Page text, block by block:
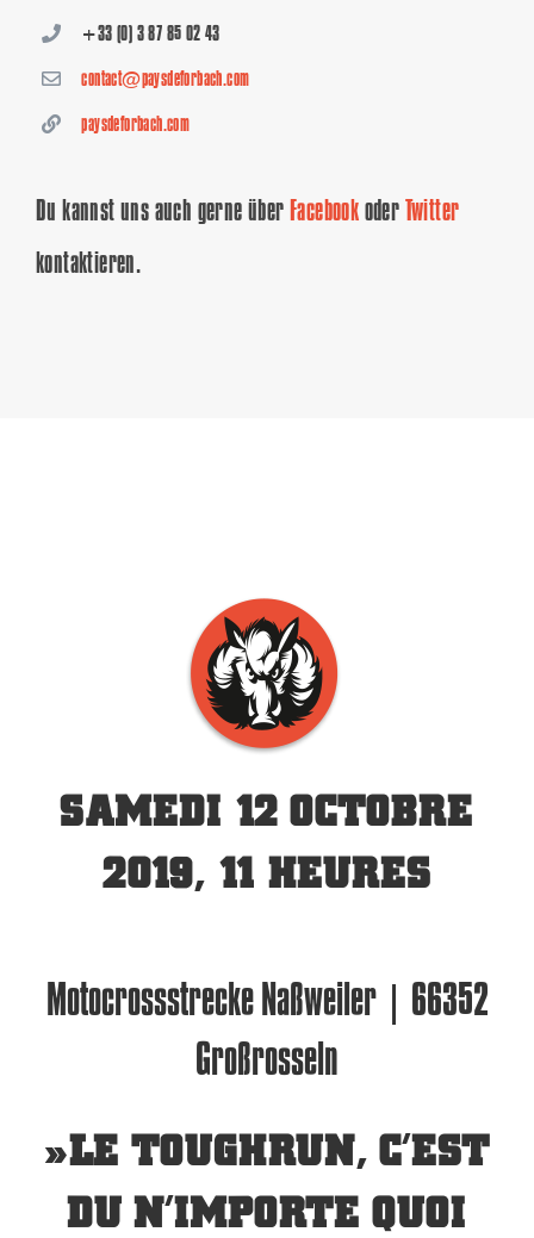
+33 (0) 3 87 85 02 43
contact@paysdeforbach.com
paysdeforbach.com
Du kannst uns auch gerne über FacebookoderTwitter
kontaktieren.
SAMEDI 12 OCTOBRE
2019, 11 HEURES
Motocrossstrecke Naßweiler | 66352
Großrosseln
»LE TOUGHRUN, C’EST
DU N’IMPORTE QUOI